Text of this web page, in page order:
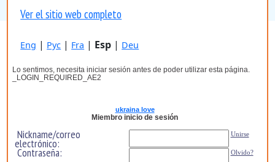
Ver el sitio web completo
Eng | Рус | Fra | Esp | Deu
Lo sentimos, necesita iniciar sesión antes de poder utilizar esta página.
_LOGIN_REQUIRED_AE2
ukraina love
Miembro inicio de sesión
Nickname/correo
electrónico:
Unirse
Contraseña: Olvido?